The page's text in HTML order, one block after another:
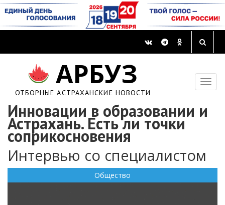
АРБУЗ
ОТБОРНЫЕ АСТРАХАНСКИЕ НОВОСТИ
Инновации в образовании и
Астрахань. Есть ли точки
соприкосновения
Интервью со специалистом
Общество